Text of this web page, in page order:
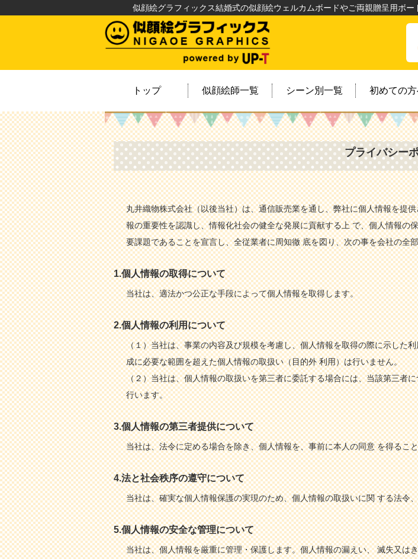
似顔絵グラフィックス結婚式の似顔絵ウェルカムボードやご両親贈呈用ボ
トップ 似顔絵師一覧 シーン別一覧 初めての
プライバシー
丸井織物株式会社（以後当社）は、通信販売業を通し、弊社に個人情報を提
報の重要性を認識し、情報化社会の健全な発展に貢献する上 で、個人情報
要課題であることを宣言し、全従業者に周知徹 底を図り、次の事を会社の全
1.個人情報の取得について
当社は、適法かつ公正な手段によって個人情報を取得します。
2.個人情報の利用について
（１）当社は、事業の内容及び規模を考慮し、個人情報を取得の際に示した
成に必要な範囲を超えた個人情報の取扱い（目的外 利用）は行いません。
（２）当社は、個人情報の取扱いを第三者に委託する場合には、当該第三者
行います。
3.個人情報の第三者提供について
当社は、法令に定める場合を除き、個人情報を、事前に本人の同意 を得るこ
4.法と社会秩序の遵守について
当社は、確実な個人情報保護の実現のため、個人情報の取扱いに関 する法令
5.個人情報の安全な管理について
当社は、個人情報を厳重に管理・保護します。個人情報の漏えい、 滅失又